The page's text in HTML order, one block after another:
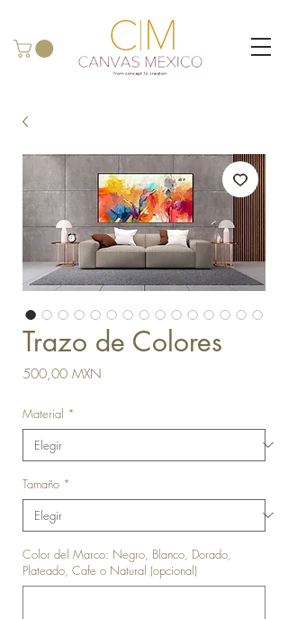
Trazo de Colores
500,00 MXN
Material *
Tamaño *
Color del Marco: Negro, Blanco, Dorado,
Plateado, Cafe o Natural (opcional)